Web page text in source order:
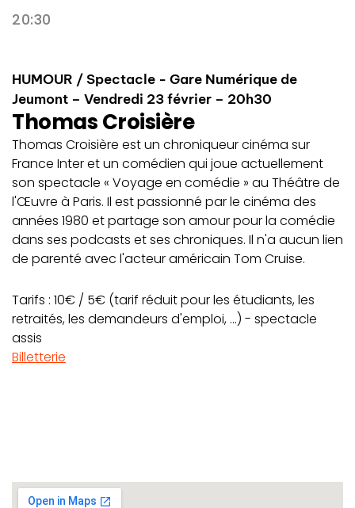
20:30
HUMOUR / Spectacle - Gare Numérique de
Jeumont – Vendredi 23 février – 20h30
Thomas Croisière
Thomas Croisière est un chroniqueur cinéma sur
France Inter et un comédien qui joue actuellement
son spectacle « Voyage en comédie » au Théâtre de
l'Œuvre à Paris. Il est passionné par le cinéma des
années 1980 et partage son amour pour la comédie
dans ses podcasts et ses chroniques. Il n'a aucun lien
de parenté avec l'acteur américain Tom Cruise.
Tarifs : 10€ / 5€ (tarif réduit pour les étudiants, les
retraités, les demandeurs d'emploi, ...) - spectacle
assis
Billetterie